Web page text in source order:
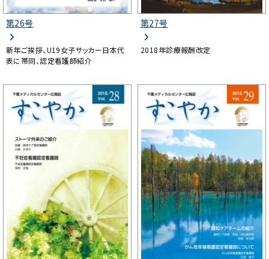
第26号
新年ご挨拶、U19女子サッカー日本代
表に帯同、認定看護師紹介
第27号
2018年診療報酬改定